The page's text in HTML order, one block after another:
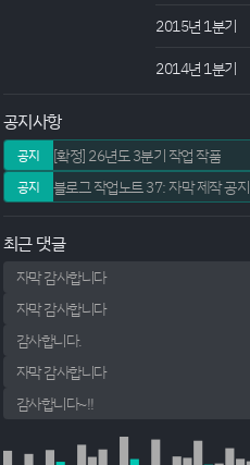
2015년 1분기
2014년 1분기
공지사항
공지 [확정] 26년도 3분기 작업 작품
공지 블로그 작업노트 37: 자막 제작 공지
최근 댓글
자막 감사합니다
자막 감사합니다
감사합니다.
자막 감사합니다
감사합니다~!!